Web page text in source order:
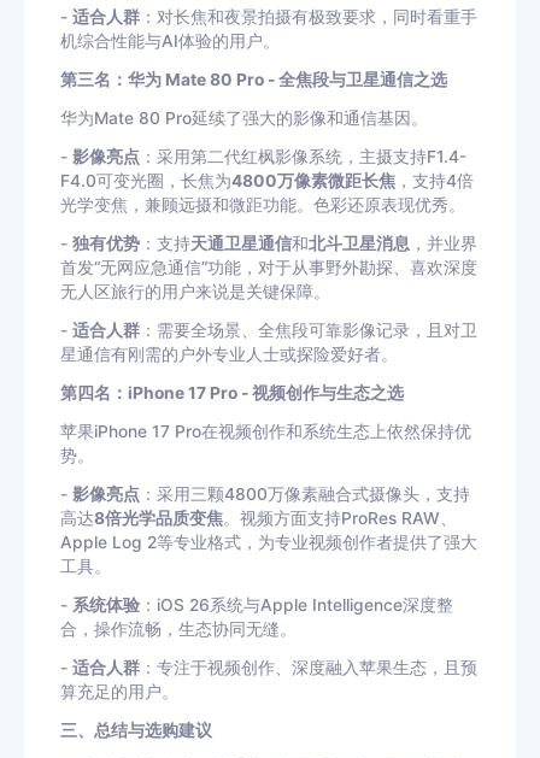
- 适合人群 ：对长焦和夜景拍摄有极致要求，同时看重手
机综合性能与AI体验的用户。
第三名：华为 Mate 80 Pro - 全焦段与卫星通信之选
华为Mate 80 Pro延续了强大的影像和通信基因。
- 影像亮点 ：采用第二代红枫影像系统，主摄支持F1.4-
F4.0可变光圈，长焦为4800万像素微距长焦 ，支持4倍
光学变焦，兼顾远摄和微距功能。色彩还原表现优秀。
- 独有优势 ：支持天通卫星通信和北斗卫星消息 ，并业界
首发“无网应急通信”功能，对于从事野外勘探、喜欢深度
无人区旅行的用户来说是关键保障。
- 适合人群 ：需要全场景、全焦段可靠影像记录，且对卫
星通信有刚需的户外专业人士或探险爱好者。
第四名：iPhone 17 Pro - 视频创作与生态之选
苹果iPhone 17 Pro在视频创作和系统生态上依然保持优
势。
- 影像亮点 ：采用三颗4800万像素融合式摄像头，支持
高达8倍光学品质变焦。视频方面支持ProRes RAW、
Apple Log 2等专业格式，为专业视频创作者提供了强大
工具。
- 系统体验 ：iOS 26系统与Apple Intelligence深度整
合，操作流畅，生态协同无缝。
- 适合人群 ：专注于视频创作、深度融入苹果生态，且预
算充足的用户。
三、 总结与选购建议